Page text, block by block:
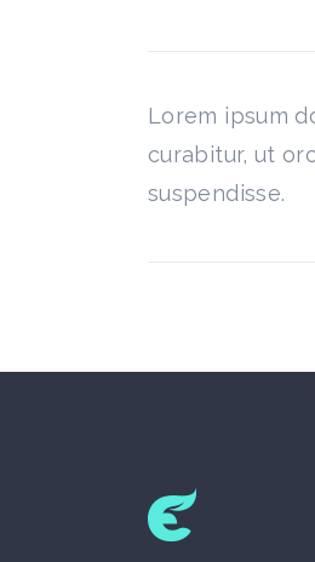
Lorem ipsum
curabitur, ut
suspendisse.